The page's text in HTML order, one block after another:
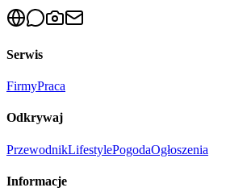
Serwis
FirmyPraca
Odkrywaj
PrzewodnikLifestylePogodaOgłoszenia
Informacje